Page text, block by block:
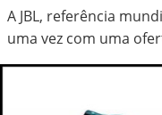
A JBL, referência
uma vez com uma